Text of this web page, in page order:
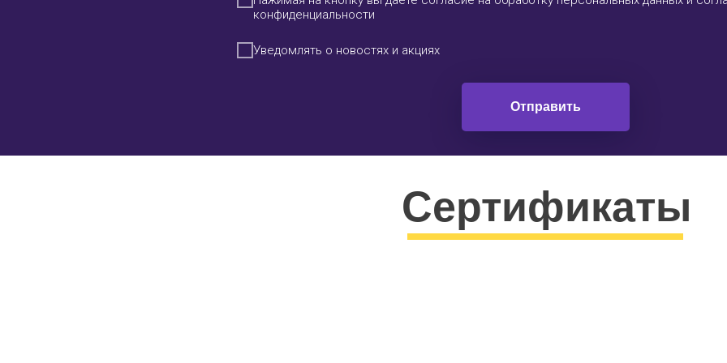
конфиденциальности
Уведомлять о новостях и акциях
Отправить
Сертификаты